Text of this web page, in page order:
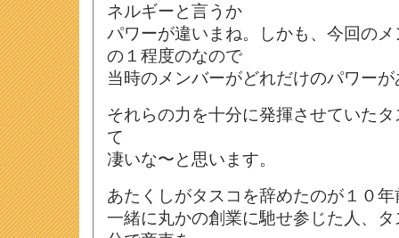
ネルギーと言うか
パワーが違いまね。しかも、今回の
の１程度のなので
当時のメンバーがどれだけのパワー
それらの力を十分に発揮させていた
て
凄いな〜と思います。
あたくしがタスコを辞めたのが１０年
一緒に丸かの創業に馳せ参じた人、